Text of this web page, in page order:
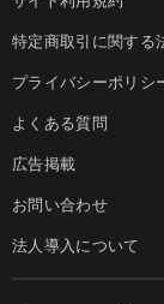
特定商取引に関する
プライバシーポリシ
よくある質問
広告掲載
お問い合わせ
法人導入について